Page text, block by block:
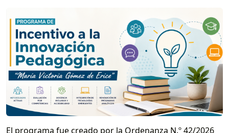
El programa fue creado por la Ordenanza N.º 42/2026